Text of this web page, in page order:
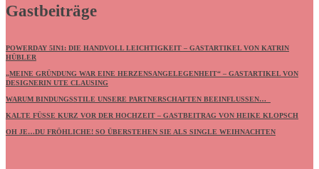
Gastbeiträge
POWERDAY 5IN1: DIE HANDVOLL LEICHTIGKEIT – GASTARTIKEL VON KATRIN
HÜBLER
„MEINE GRÜNDUNG WAR EINE HERZENSANGELEGENHEIT“ – GASTARTIKEL VON
DESIGNERIN UTE CLAUSING
WARUM BINDUNGSSTILE UNSERE PARTNERSCHAFTEN BEEINFLUSSEN…
KALTE FÜSSE KURZ VOR DER HOCHZEIT – GASTBEITRAG VON HEIKE KLOPSCH
OH JE…DU FRÖHLICHE! SO ÜBERSTEHEN SIE ALS SINGLE WEIHNACHTEN